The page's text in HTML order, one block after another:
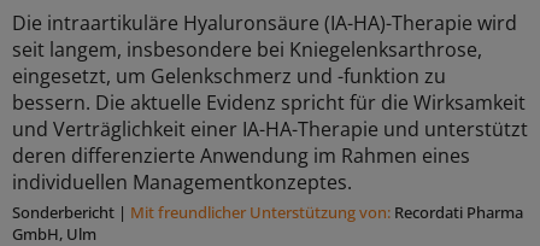
Die intraartikuläre Hyaluronsäure (IA-HA)-Therapie wird
seit langem, insbesondere bei Kniegelenksarthrose,
eingesetzt, um Gelenkschmerz und -funktion zu
bessern. Die aktuelle Evidenz spricht für die Wirksamkeit
und Verträglichkeit einer IA-HA-Therapie und unterstützt
deren differenzierte Anwendung im Rahmen eines
individuellen Managementkonzeptes.
Sonderbericht | Mit freundlicher Unterstützung von: Recordati Pharma
GmbH, Ulm